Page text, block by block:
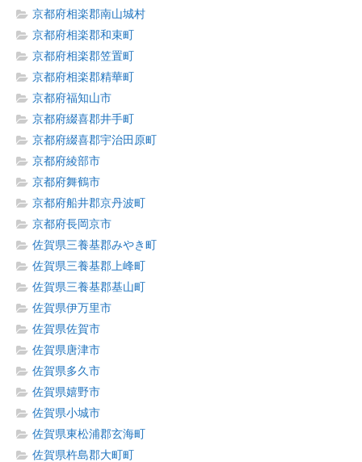
京都府相楽郡南山城村
京都府相楽郡和束町
京都府相楽郡笠置町
京都府相楽郡精華町
京都府福知山市
京都府綴喜郡井手町
京都府綴喜郡宇治田原町
京都府綾部市
京都府舞鶴市
京都府船井郡京丹波町
京都府長岡京市
佐賀県三養基郡みやき町
佐賀県三養基郡上峰町
佐賀県三養基郡基山町
佐賀県伊万里市
佐賀県佐賀市
佐賀県唐津市
佐賀県多久市
佐賀県嬉野市
佐賀県小城市
佐賀県東松浦郡玄海町
佐賀県杵島郡大町町